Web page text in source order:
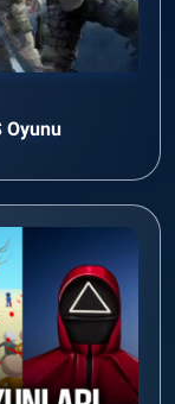
Oyunu